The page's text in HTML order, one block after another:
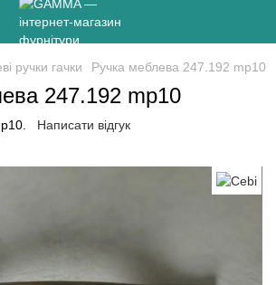
ручки гачки Ручка меблева 247.192 mp10
247.192 mp10
Написати відгук